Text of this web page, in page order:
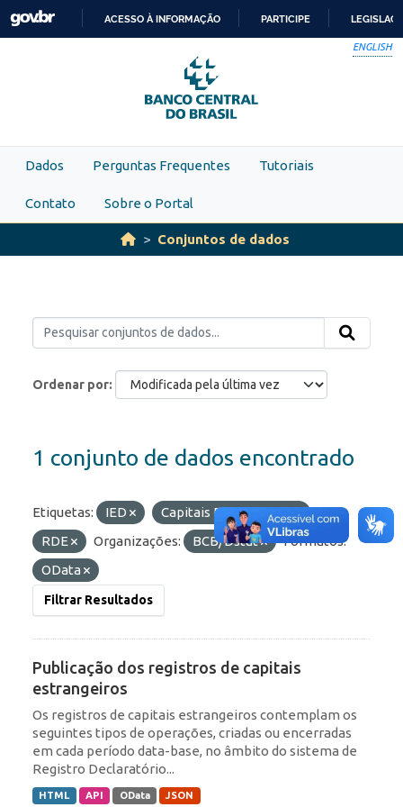
Skip to main content
PARA
O
CONTEÚDO
ACESSO À INFORMAÇÃO PARTICIPE
ENGLISH
Dados Perguntas Frequentes Tutoriais
Contato Sobre o Portal
Conjuntos de dados
Ordenar por
1 conjunto de dados encontrado
Etiquetas: IED
Capitais Estrangeiros
RDE
Organizações: BCB/Dstat
Formatos:
OData
Filtrar Resultados
Publicação dos registros de capitais
estrangeiros
Os registros de capitais estrangeiros contemplam os
seguintes tipos de operações, criadas ou encerradas
em cada período data-base, no âmbito do sistema de
Registro Declaratório...
HTML API OData JSON